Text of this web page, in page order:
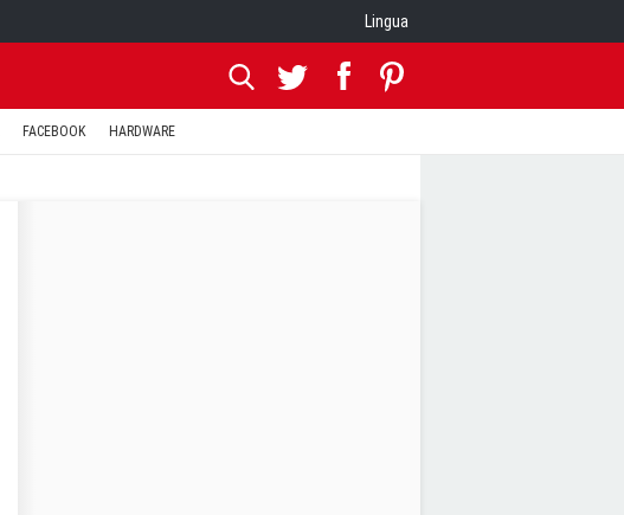
Lingua
FACEBOOK HARDWARE